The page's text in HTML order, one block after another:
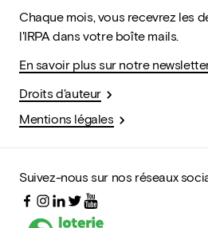
Chaque mois, vous recevrez les
l'IRPA dans votre boîte mails.
En savoir plus sur notre
Droits d'auteur
Mentions légales
Suivez-nous sur nos réseaux